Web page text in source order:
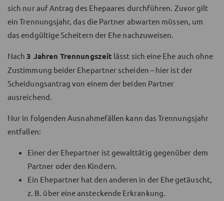
sich nur auf Antrag des Ehepaares durchführen. Zuvor gilt
ein Trennungsjahr, das die Partner abwarten müssen, um
das endgültige Scheitern der Ehe nachzuweisen.
Nach3 Jahren Trennungszeit lässt sich eine Ehe auch ohne
Zustimmung beider Ehepartner scheiden – hier ist der
Scheidungsantrag von einem der beiden Partner
ausreichend.
Nur in folgenden Ausnahmefällen kann das Trennungsjahr
entfallen:
Einer der Ehepartner ist gewalttätig gegenüber dem
Partner oder den Kindern.
Ein Ehepartner hat den anderen in der Ehe getäuscht,
z. B. über eine ansteckende Erkrankung.